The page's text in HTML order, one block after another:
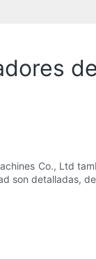
Co., Ltd
son detalladas,